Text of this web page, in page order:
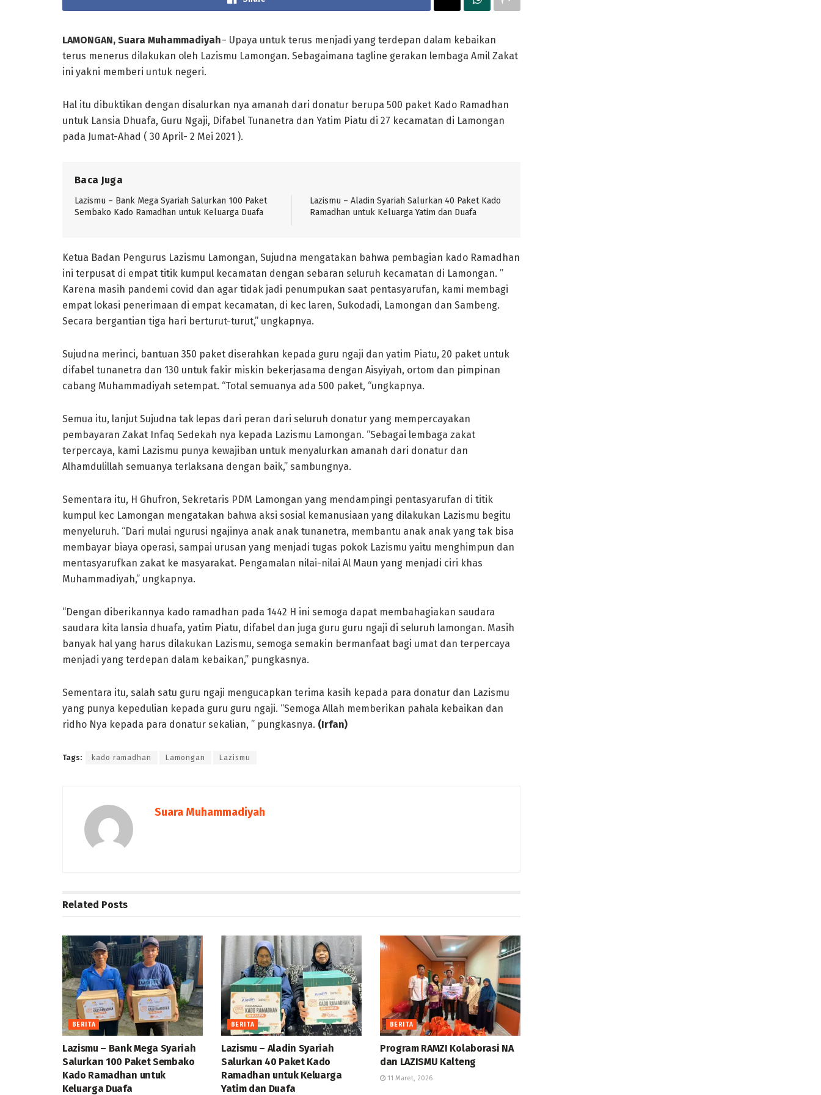
LAMONGAN, Suara Muhammadiyah– Upaya untuk terus menjadi yang terdepan dalam kebaikan
terus menerus dilakukan oleh Lazismu Lamongan. Sebagaimana tagline gerakan lembaga Amil Zakat
ini yakni memberi untuk negeri.
Hal itu dibuktikan dengan disalurkan nya amanah dari donatur berupa 500 paket Kado Ramadhan
untuk Lansia Dhuafa, Guru Ngaji, Difabel Tunanetra dan Yatim Piatu di 27 kecamatan di Lamongan
pada Jumat-Ahad ( 30 April- 2 Mei 2021 ).
Baca Juga
Lazismu – Bank Mega Syariah Salurkan 100 Paket
Sembako Kado Ramadhan untuk Keluarga Duafa
Lazismu – Aladin Syariah Salurkan 40 Paket Kado
Ramadhan untuk Keluarga Yatim dan Duafa
Ketua Badan Pengurus Lazismu Lamongan, Sujudna mengatakan bahwa pembagian kado Ramadhan
ini terpusat di empat titik kumpul kecamatan dengan sebaran seluruh kecamatan di Lamongan. ”
Karena masih pandemi covid dan agar tidak jadi penumpukan saat pentasyarufan, kami membagi
empat lokasi penerimaan di empat kecamatan, di kec laren, Sukodadi, Lamongan dan Sambeng.
Secara bergantian tiga hari berturut-turut,” ungkapnya.
Sujudna merinci, bantuan 350 paket diserahkan kepada guru ngaji dan yatim Piatu, 20 paket untuk
difabel tunanetra dan 130 untuk fakir miskin bekerjasama dengan Aisyiyah, ortom dan pimpinan
cabang Muhammadiyah setempat. “Total semuanya ada 500 paket, “ungkapnya.
Semua itu, lanjut Sujudna tak lepas dari peran dari seluruh donatur yang mempercayakan
pembayaran Zakat Infaq Sedekah nya kepada Lazismu Lamongan. “Sebagai lembaga zakat
terpercaya, kami Lazismu punya kewajiban untuk menyalurkan amanah dari donatur dan
Alhamdulillah semuanya terlaksana dengan baik,” sambungnya.
Sementara itu, H Ghufron, Sekretaris PDM Lamongan yang mendampingi pentasyarufan di titik
kumpul kec Lamongan mengatakan bahwa aksi sosial kemanusiaan yang dilakukan Lazismu begitu
menyeluruh. “Dari mulai ngurusi ngajinya anak anak tunanetra, membantu anak anak yang tak bisa
membayar biaya operasi, sampai urusan yang menjadi tugas pokok Lazismu yaitu menghimpun dan
mentasyarufkan zakat ke masyarakat. Pengamalan nilai-nilai Al Maun yang menjadi ciri khas
Muhammadiyah,” ungkapnya.
“Dengan diberikannya kado ramadhan pada 1442 H ini semoga dapat membahagiakan saudara
saudara kita lansia dhuafa, yatim Piatu, difabel dan juga guru guru ngaji di seluruh lamongan. Masih
banyak hal yang harus dilakukan Lazismu, semoga semakin bermanfaat bagi umat dan terpercaya
menjadi yang terdepan dalam kebaikan,” pungkasnya.
Sementara itu, salah satu guru ngaji mengucapkan terima kasih kepada para donatur dan Lazismu
yang punya kepedulian kepada guru guru ngaji. “Semoga Allah memberikan pahala kebaikan dan
ridho Nya kepada para donatur sekalian, ” pungkasnya. (Irfan)
Tags: kado ramadhan Lamongan Lazismu
Suara Muhammadiyah
Related Posts
BERITA
Lazismu – Bank Mega Syariah
Salurkan 100 Paket Sembako
Kado Ramadhan untuk
Keluarga Duafa
BERITA
Lazismu – Aladin Syariah
Salurkan 40 Paket Kado
Ramadhan untuk Keluarga
Yatim dan Duafa
BERITA
Program RAMZI Kolaborasi NA
dan LAZISMU Kalteng
11 Maret, 2026